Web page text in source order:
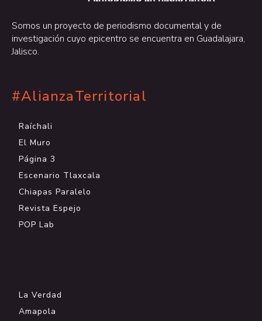
Somos un proyecto de periodismo documental y de
investigación cuyo epicentro se encuentra en Guadalajara,
Jalisco.
#AlianzaTerritorial
Raíchali
El Muro
Página 3
Escenario Tlaxcala
Chiapas Paralelo
Revista Espejo
POP Lab
La Verdad
Amapola